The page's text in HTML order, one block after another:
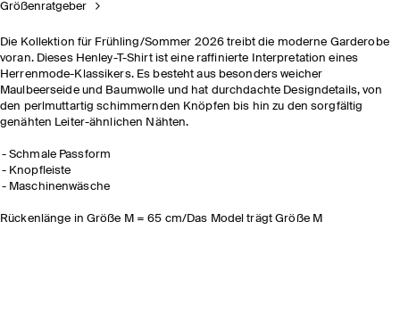
Größenratgeber
Die Kollektion für Frühling/Sommer 2026 treibt die moderne Garderobe
voran. Dieses Henley-T-Shirt ist eine raffinierte Interpretation eines
Herrenmode-Klassikers. Es besteht aus besonders weicher
Maulbeerseide und Baumwolle und hat durchdachte Designdetails, von
den perlmuttartig schimmernden Knöpfen bis hin zu den sorgfältig
genähten Leiter-ähnlichen Nähten.
Schmale Passform
Knopfleiste
Maschinenwäsche
Rückenlänge in Größe M = 65 cm/Das Model trägt Größe M